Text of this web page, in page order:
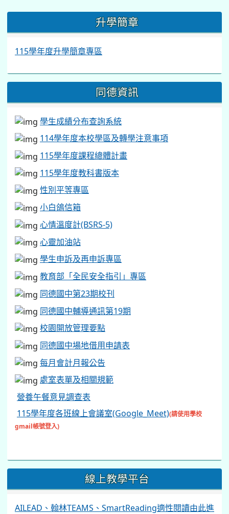
::: 升學簡章
115學年度升學簡章專區
同德資訊
學生成績分布查詢系統
114學年度本校學區及轉學注意事項
115學年度課程總體計畫
115學年度教科書版本
性別平等專區
小白鴿信箱
心情溫度計(BSRS-5)
心靈加油站
學生申訴及再申訴專區
教育部「全民安全指引」專區
同德國中第23期校刊
同德國中輔導通訊第19期
校園開放管理要點
同德國中場地借用申請表
每月會計月報公告
處室表單及相關規範
營養午餐意見調查表
115學年度各班線上會議室(Google_Meet)(請使用學校
gmail帳號登入)
線上教學平台
AILEAD、翰林TEAMS、SmartReading適性閱讀由此進